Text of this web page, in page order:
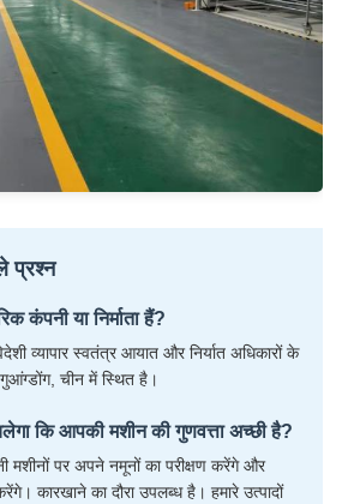
प्रश्न
कंपनी या निर्माता हैं?
व्यापार स्वतंत्र आयात और निर्यात अधिकारों के
चीन में स्थित है।
कि आपकी मशीन की गुणवत्ता अच्छी है?
पर अपने नमूनों का परीक्षण करेंगे और
कारखाने का दौरा उपलब्ध है। हमारे उत्पादों